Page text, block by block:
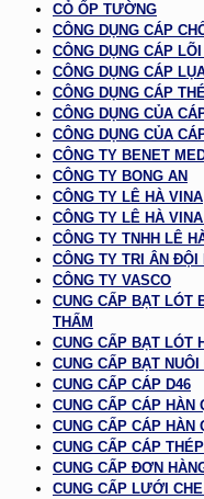
CỎ ỐP TƯỜNG
CÔNG DỤNG CÁP
CÔNG DỤNG CÁP
CÔNG DỤNG CÁP
CÔNG DỤNG CÁP
CÔNG DỤNG CỦA
CÔNG DỤNG CỦA
CÔNG TY BENET
CÔNG TY BONG AN
CÔNG TY LÊ HÀ VINA
CÔNG TY LÊ HÀ
CÔNG TY TNHH LÊ
CÔNG TY TRI ÂN ĐỘI
CÔNG TY VASCO
CUNG CẤP BẠT LÓT
THẤM
CUNG CẤP BẠT LÓT
CUNG CẤP BẠT NUÔI
CUNG CẤP CÁP D46
CUNG CẤP CÁP HÀN
CUNG CẤP CÁP HÀN
CUNG CẤP CÁP THÉP
CUNG CẤP ĐƠN
CUNG CẤP LƯỚI